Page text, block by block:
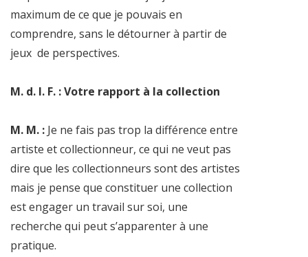
maximum de ce que je pouvais en
comprendre, sans le détourner à partir de
jeux de perspectives.
M. d. l. F. : Votre rapport à la collection
M. M. : Je ne fais pas trop la différence entre
artiste et collectionneur, ce qui ne veut pas
dire que les collectionneurs sont des artistes
mais je pense que constituer une collection
est engager un travail sur soi, une
recherche qui peut s’apparenter à une
pratique.